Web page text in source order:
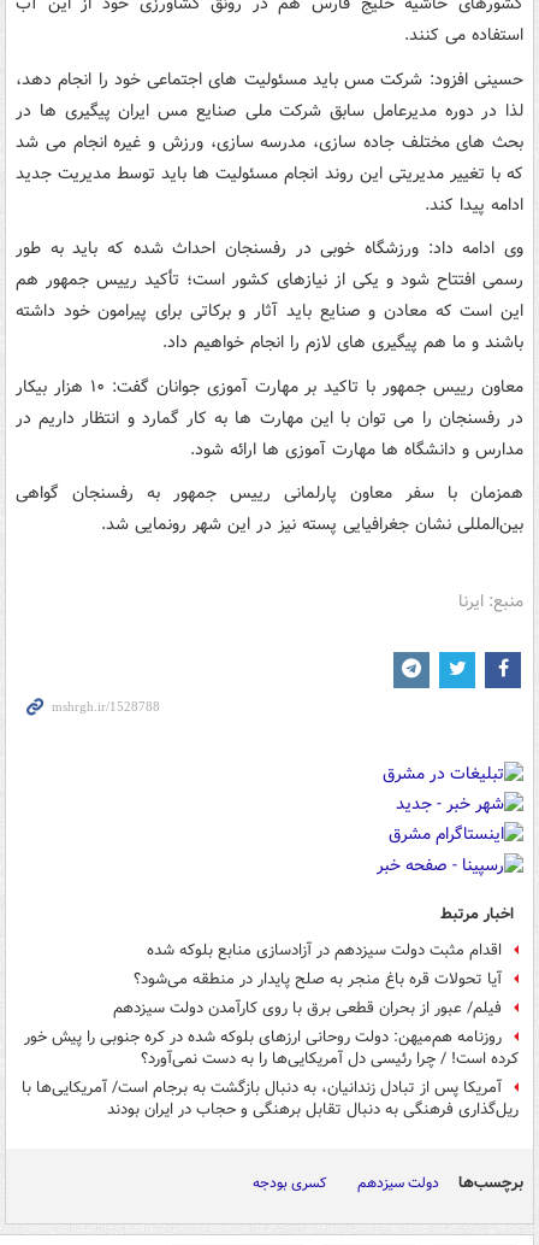
استفاده می کنند.
حسینی افزود: شرکت مس باید مسئولیت های اجتماعی خود را انجام دهد،
لذا در دوره مدیرعامل سابق شرکت ملی صنایع مس ایران پیگیری ها در
بحث های مختلف جاده سازی، مدرسه سازی، ورزش و غیره انجام می شد
که با تغییر مدیریتی این روند انجام مسئولیت ها باید توسط مدیریت جدید
ادامه پیدا کند.
وی ادامه داد: ورزشگاه خوبی در رفسنجان احداث شده که باید به طور
رسمی افتتاح شود و یکی از نیازهای کشور است؛ تأکید رییس جمهور هم
این است که معادن و صنایع باید آثار و برکاتی برای پیرامون خود داشته
باشند و ما هم پیگیری های لازم را انجام خواهیم داد.
معاون رییس جمهور با تاکید بر مهارت آموزی جوانان گفت: ۱۰ هزار بیکار
در رفسنجان را می توان با این مهارت ها به کار گمارد و انتظار داریم در
مدارس و دانشگاه ها مهارت آموزی ها ارائه شود.
همزمان با سفر معاون پارلمانی رییس جمهور به رفسنجان گواهی
بین‌المللی نشان جغرافیایی پسته نیز در این شهر رونمایی شد.
منبع: ایرنا
اخبار مرتبط
اقدام مثبت دولت سیزدهم در آزادسازی منابع بلوکه شده
آیا تحولات قره باغ منجر به صلح پایدار در منطقه می‌شود؟
فیلم/ عبور از بحران قطعی برق با روی کارآمدن دولت سیزدهم
روزنامه هم‌میهن: دولت روحانی ارزهای بلوکه شده در کره جنوبی را پیش خور
کرده است! / چرا رئیسی دل آمریکایی‌ها را به دست نمی‌آورد؟
آمریکا پس از تبادل زندانیان، به دنبال بازگشت به برجام است/ آمریکایی‌ها با
ریل‌گذاری فرهنگی به دنبال تقابل برهنگی و حجاب در ایران بودند
برچسب‌ها دولت سیزدهم کسری بودجه